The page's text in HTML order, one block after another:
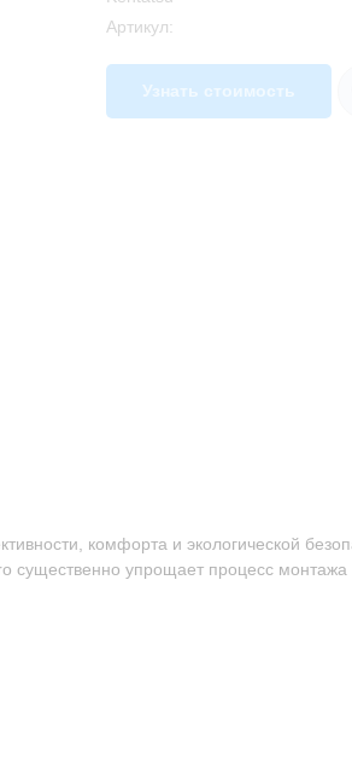
Артикул:
Узнать стоимость
комфорта и экологической
существенно упрощает процесс монтажа